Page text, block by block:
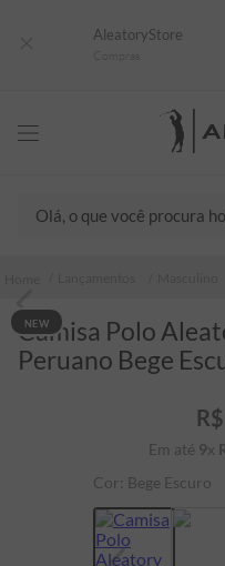
AleatoryStore
NEW
Camisa Polo
Peruano Bege
R$
Em até 9x
Cor: Bege Escuro